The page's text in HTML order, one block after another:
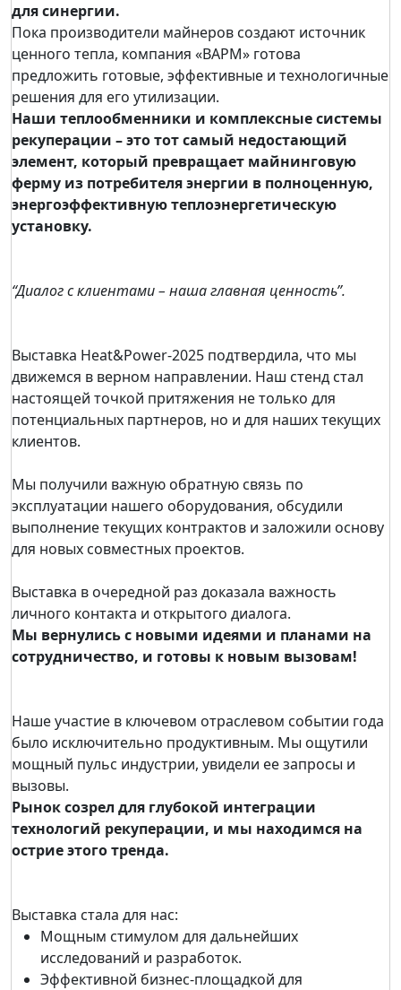
для синергии.
Пока производители майнеров создают источник
ценного тепла, компания «ВАРМ» готова
предложить готовые, эффективные и технологичные
решения для его утилизации.
Наши теплообменники и комплексные системы
рекуперации – это тот самый недостающий
элемент, который превращает майнинговую
ферму из потребителя энергии в полноценную,
энергоэффективную теплоэнергетическую
установку.
“Диалог с клиентами – наша главная ценность”.
Выставка Heat&Power-2025 подтвердила, что мы
движемся в верном направлении. Наш стенд стал
настоящей точкой притяжения не только для
потенциальных партнеров, но и для наших текущих
клиентов.
Мы получили важную обратную связь по
эксплуатации нашего оборудования, обсудили
выполнение текущих контрактов и заложили основу
для новых совместных проектов.
Выставка в очередной раз доказала важность
личного контакта и открытого диалога.
Мы вернулись с новыми идеями и планами на
сотрудничество, и готовы к новым вызовам!
Наше участие в ключевом отраслевом событии года
было исключительно продуктивным. Мы ощутили
мощный пульс индустрии, увидели ее запросы и
вызовы.
Рынок созрел для глубокой интеграции
технологий рекуперации, и мы находимся на
острие этого тренда.
Выставка стала для нас:
Мощным стимулом для дальнейших
исследований и разработок.
Эффективной бизнес-площадкой для